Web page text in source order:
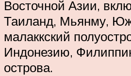
Восточной Азии,
Таиланд, Мьянму,
малаккский
Индонезию,
острова.